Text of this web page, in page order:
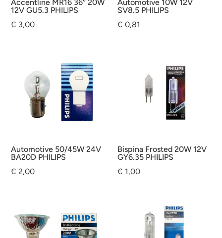
Accentline MR16 36° 20W
12V GU5.3 PHILIPS
€ 3,00
Automotive 10W 12V
SV8.5 PHILIPS
€ 0,81
Automotive 50/45W 24V
BA20D PHILIPS
€ 2,00
Bispina Frosted 20W 12V
GY6.35 PHILIPS
€ 1,00